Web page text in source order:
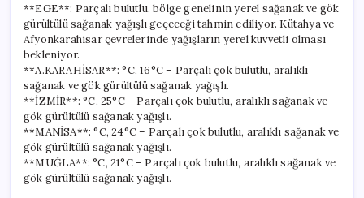
**EGE**: Parçalı bulutlu, bölge genelinin yerel sağanak ve gök
gürültülü sağanak yağışlı geçeceği tahmin ediliyor. Kütahya ve
Afyonkarahisar çevrelerinde yağışların yerel kuvvetli olması
bekleniyor.
**A.KARAHİSAR**: °C, 16°C – Parçalı çok bulutlu, aralıklı
sağanak ve gök gürültülü sağanak yağışlı.
**İZMİR**: °C, 25°C – Parçalı çok bulutlu, aralıklı sağanak ve
gök gürültülü sağanak yağışlı.
**MANİSA**: °C, 24°C – Parçalı çok bulutlu, aralıklı sağanak ve
gök gürültülü sağanak yağışlı.
**MUĞLA**: °C, 21°C – Parçalı çok bulutlu, aralıklı sağanak ve
gök gürültülü sağanak yağışlı.